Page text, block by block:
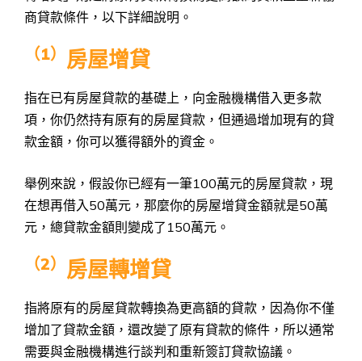
商貸款條件，以下詳細說明。
（1） 房屋增貸
指在已有房屋貸款的基礎上，向金融機構借入更多款
項，你仍然持有原有的房屋貸款，但通過增加現有的貸
款金額，你可以獲得額外的資金。
舉例來說，假設你已經有一筆100萬元的房屋貸款，現
在想再借入50萬元，那麼你的房屋增貸金額就是50萬
元，總貸款金額則變成了150萬元。
（2） 房屋轉增貸
指將原有的房屋貸款轉換為更高額的貸款，因為你不僅
增加了貸款金額，還改變了原有貸款的條件，所以通常
需要與金融機構進行談判和重新簽訂貸款協議。